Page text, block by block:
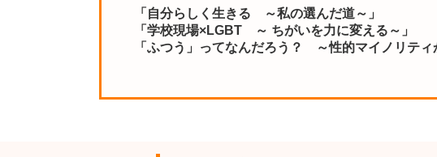
「自分らしく生きる ～私の選んだ道～」
「学校現場×LGBT ～ ちがいを力に変える～」
「ふつう」ってなんだろう？ ～性的マイノリティ